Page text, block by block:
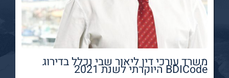
משרד עורכי דין ליאור שבי נכלל בדירוג
BDICode היוקרתי לשנת 2021